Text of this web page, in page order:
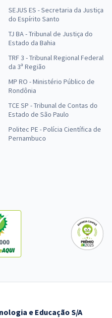
SEJUS ES - Secretaria da Justiça
do Espírito Santo
TJ BA - Tribunal de Justiça do
Estado da Bahia
TRF 3 - Tribunal Regional Federal
da 3ª Região
MP RO - Ministério Público de
Rondônia
TCE SP - Tribunal de Contas do
Estado de São Paulo
Politec PE - Polícia Científica de
Pernambuco
e Educação S/A